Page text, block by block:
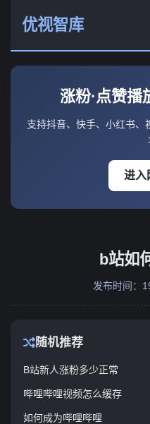
优视智库
涨粉·点赞播
支持抖音、快手、小红书、
进入
b站如
发布时间：
随机推荐
B站新人涨粉多少正常
哔哩哔哩视频怎么缓存
如何成为哔哩哔哩